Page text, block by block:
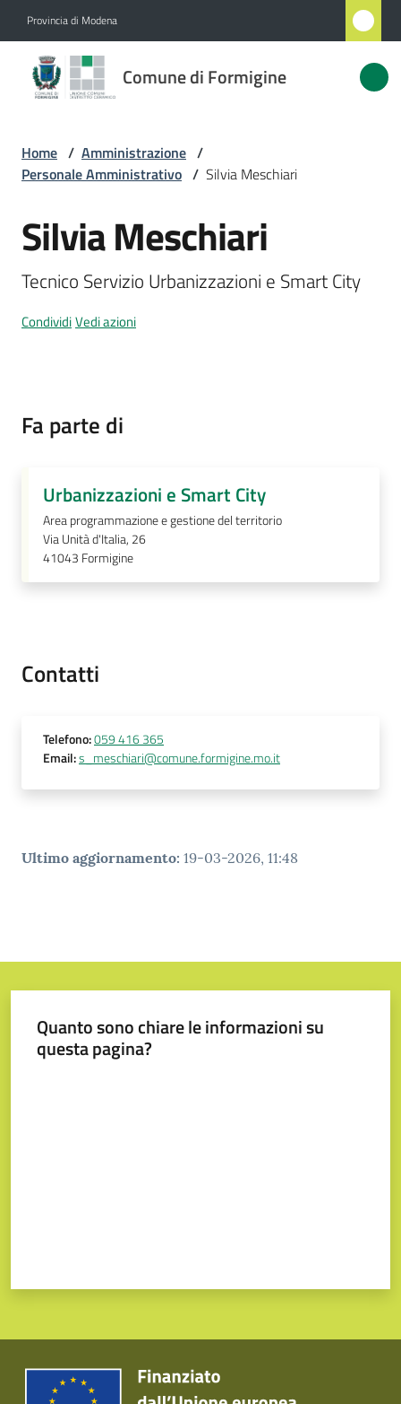
Provincia di Modena
Comune di Formigine
Comune
di
Novità
Servizi
appuntamenti
a
gli
Home / Amministrazione /
Personale Amministrativo / Silvia Meschiari
Salta al contenuto
Silvia Meschiari
Tecnico Servizio Urbanizzazioni e Smart City
CondividiVedi azioni
Fa parte di
Urbanizzazioni e Smart City
Area programmazione e gestione del territorio
Via Unità d'Italia, 26
41043 Formigine
Contatti
Telefono:059 416 365
Email:s_meschiari@comune.formigine.mo.it
Ultimo aggiornamento: 19-03-2026, 11:48
Quanto sono chiare le informazioni su
questa pagina?